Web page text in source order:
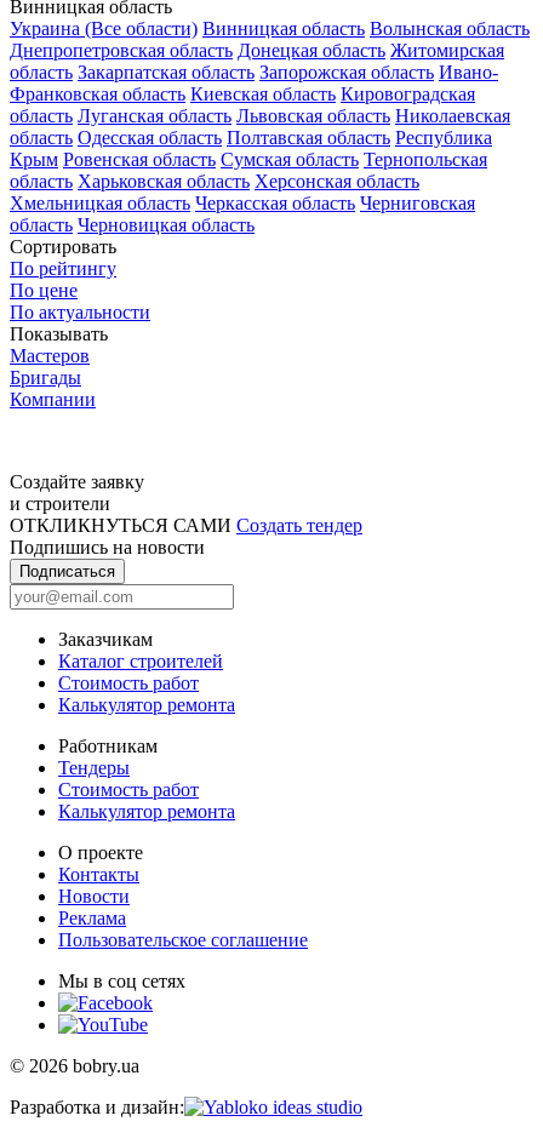
Винницкая область
Украина (Все области) Винницкая область Волынская область
Днепропетровская область Донецкая область Житомирская
область Закарпатская область Запорожская область Ивано-
Франковская область Киевская область Кировоградская
область Луганская область Львовская область Николаевская
область Одесская область Полтавская область Республика
Крым Ровенская область Сумская область Тернопольская
область Харьковская область Херсонская область
Хмельницкая область Черкасская область Черниговская
область Черновицкая область
Сортировать
По рейтингу
По цене
По актуальности
Показывать
Мастеров
Бригады
Компании
Создайте заявку
и строители
ОТКЛИКНУТЬСЯ САМИ Создать тендер
Подпишись на новости
Подписаться
Заказчикам
Каталог строителей
Стоимость работ
Калькулятор ремонта
Работникам
Тендеры
Стоимость работ
Калькулятор ремонта
О проекте
Контакты
Новости
Реклама
Пользовательское соглашение
Мы в соц сетях
© 2026 bobry.ua
Разработка и дизайн: